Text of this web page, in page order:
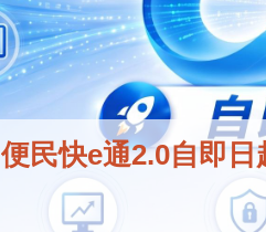
便民快e通2.0自即日